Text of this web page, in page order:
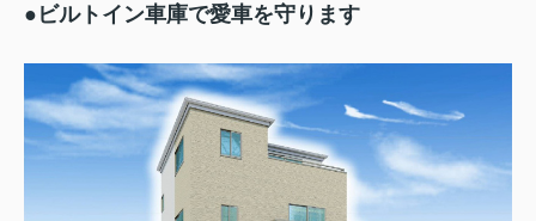
●ビルトイン車庫で愛車を守ります